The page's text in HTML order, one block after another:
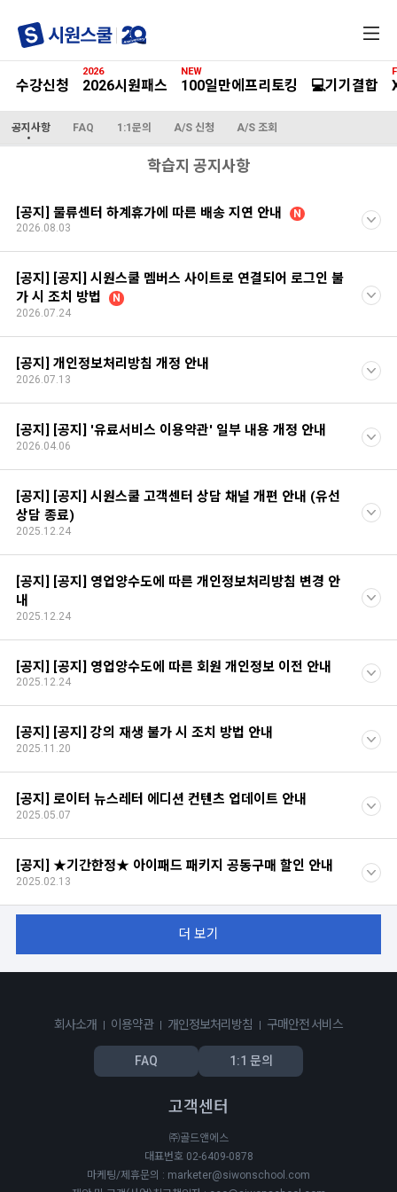
메
수강신청 2026시원패스
2026
100일만에프리토킹
NEW
💻기기결합
공지사항 FAQ 1:1문의 A/S 신청 A/S 조회
학습지 공지사항
[공지] 물류센터 하계휴가에 따른 배송 지연 안내
N
2026.08.03
[공지] [공지] 시원스쿨 멤버스 사이트로 연결되어 로그인 불
가 시 조치 방법
N
2026.07.24
[공지] 개인정보처리방침 개정 안내
2026.07.13
[공지] [공지] '유료서비스 이용약관' 일부 내용 개정 안내
2026.04.06
[공지] [공지] 시원스쿨 고객센터 상담 채널 개편 안내 (유선
상담 종료)
2025.12.24
[공지] [공지] 영업양수도에 따른 개인정보처리방침 변경 안
내
2025.12.24
[공지] [공지] 영업양수도에 따른 회원 개인정보 이전 안내
2025.12.24
[공지] [공지] 강의 재생 불가 시 조치 방법 안내
2025.11.20
[공지] 로이터 뉴스레터 에디션 컨텐츠 업데이트 안내
2025.05.07
[공지] ★기간한정★ 아이패드 패키지 공동구매 할인 안내
2025.02.13
더 보기
회사소개 이용약관 개인정보처리방침 구매안전 서비스
FAQ 1:1 문의
고객센터
㈜골드앤에스
대표번호 02-6409-0878
마케팅/제휴문의 : marketer@siwonschool.com